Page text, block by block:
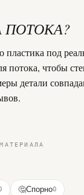
ПОТОКА?
пластика под
потока, чтобы
детали
🤔Спорно0